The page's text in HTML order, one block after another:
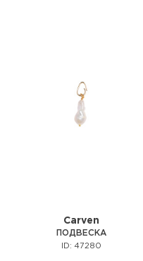
Carven
ПОДВЕСКА
ID: 47280